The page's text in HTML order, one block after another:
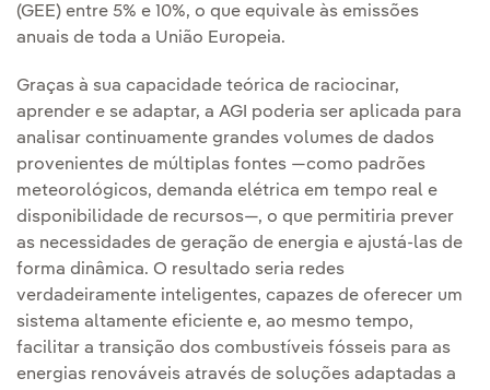
(GEE) entre 5% e 10%, o que equivale às emissões
anuais de toda a União Europeia.
Graças à sua capacidade teórica de raciocinar,
aprender e se adaptar, a AGI poderia ser aplicada para
analisar continuamente grandes volumes de dados
provenientes de múltiplas fontes —como padrões
meteorológicos, demanda elétrica em tempo real e
disponibilidade de recursos—, o que permitiria prever
as necessidades de geração de energia e ajustá-las de
forma dinâmica. O resultado seria redes
verdadeiramente inteligentes, capazes de oferecer um
sistema altamente eficiente e, ao mesmo tempo,
facilitar a transição dos combustíveis fósseis para as
energias renováveis através de soluções adaptadas a